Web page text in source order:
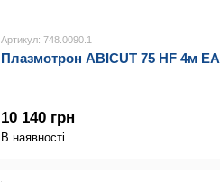
Артикул: 748.0090.1
Плазмотрон ABICUT 75 HF 4м EA
10 140 грн
В наявності